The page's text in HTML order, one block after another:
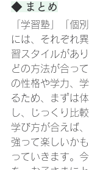
◆ まとめ
「学習塾」「個
には、それぞれ
習スタイルがあり
どの方法が合っ
の性格や学力、
るため、まずは
し、じっくり比
学び方が合えば
強って楽しいか
っていきます。